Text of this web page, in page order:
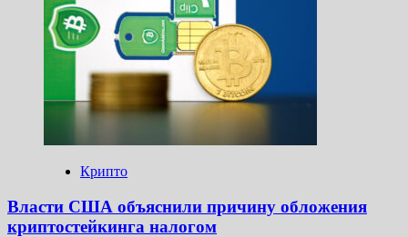
Крипто
Власти США объяснили причину обложения
криптостейкинга налогом